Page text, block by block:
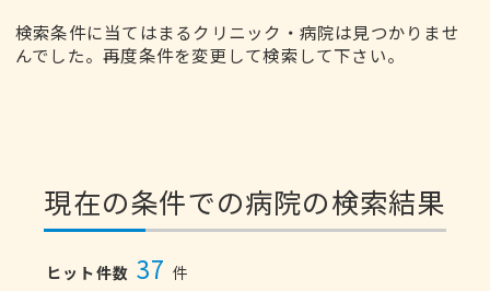
検索条件に当てはまるクリニック・病院は見つかりませ
んでした。再度条件を変更して検索して下さい。
現在の条件での病院の検索結果
ヒット件数 37 件